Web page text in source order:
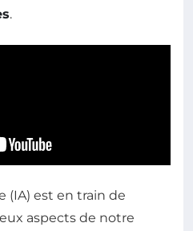
.
(IA) est en train de
aspects de notre